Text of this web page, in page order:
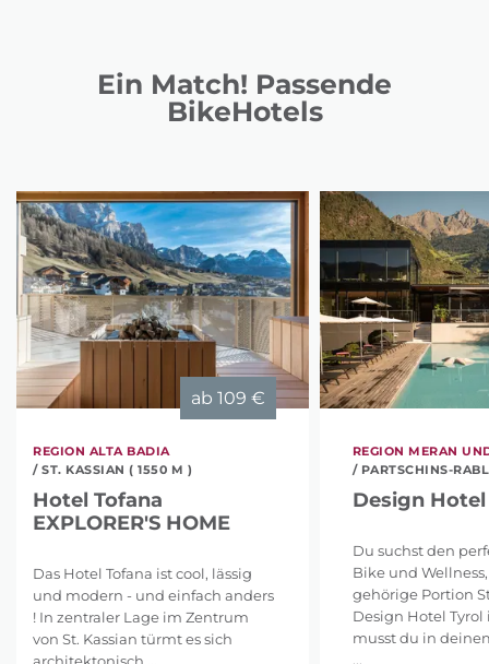
Ein Match! Passende
BikeHotels
ab 109 €
REGION ALTA BADIA
/ ST. KASSIAN ( 1550 M )
Hotel Tofana
EXPLORER'S HOME
Das Hotel Tofana ist cool, lässig
und modern - und einfach anders
! In zentraler Lage im Zentrum
von St. Kassian türmt es sich
REGION MERAN
/ PARTSCHINS-
Design
Du suchst den
Bike und
gehörige Portion
Design Hotel Tyrol
musst du in
...